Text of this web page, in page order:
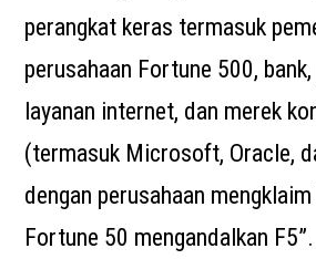
perangkat keras termasuk
perusahaan Fortune 500,
layanan internet, dan merek
(termasuk Microsoft, Oracle,
dengan perusahaan
Fortune 50 mengandalkan F5”.